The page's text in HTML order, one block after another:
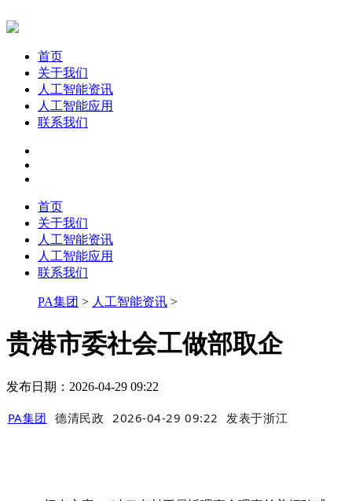
首页
关于我们
人工智能资讯
人工智能应用
联系我们
首页
关于我们
人工智能资讯
人工智能应用
联系我们
PA集团 > 人工智能资讯 >
贵港市委社会工做部取企
发布日期：2026-04-29 09:22
PA集团 德清民政 2026-04-29 09:22 发表于浙江